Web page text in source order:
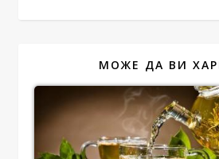
МОЖЕ ДА ВИ